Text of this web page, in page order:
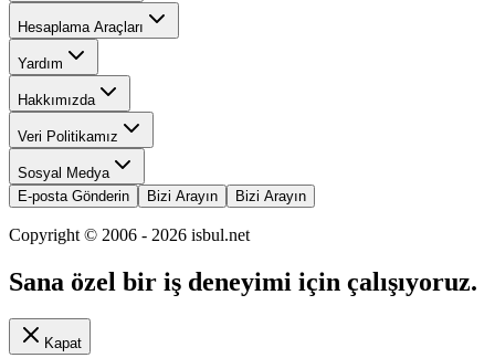
Hesaplama Araçları
Yardım
Hakkımızda
Veri Politikamız
Sosyal Medya
E-posta Gönderin
Bizi Arayın Bizi Arayın
Copyright © 2006 - 2026 isbul.net
Sana özel bir iş deneyimi için çalışıyoruz.
Kapat